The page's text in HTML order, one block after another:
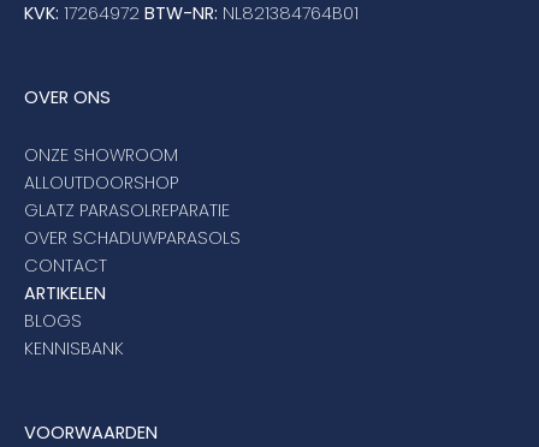
KVK: 17264972 BTW-NR: NL821384764B01
OVER ONS
ONZE SHOWROOM
ALLOUTDOORSHOP
GLATZ PARASOLREPARATIE
OVER SCHADUWPARASOLS
CONTACT
ARTIKELEN
BLOGS
KENNISBANK
VOORWAARDEN